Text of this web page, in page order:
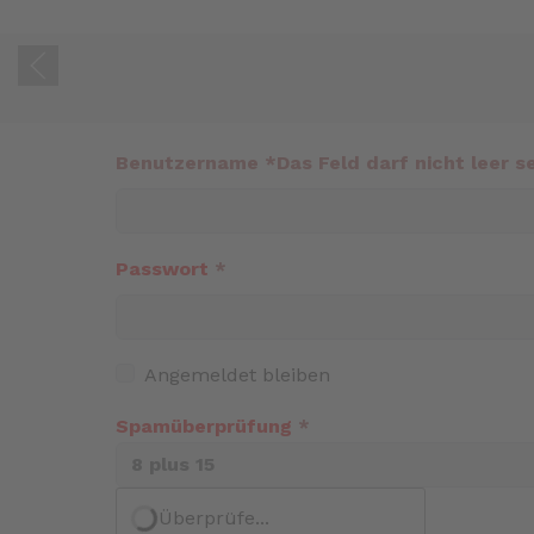
Benutzername *Das Feld darf nicht leer
Passwort *
Angemeldet bleiben
Spamüberprüfung *
Überprüfe...